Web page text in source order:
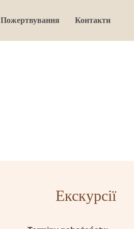
Пожертвування Контакти
Екскурсії